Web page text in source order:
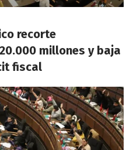
recorte
millones y baja
fiscal